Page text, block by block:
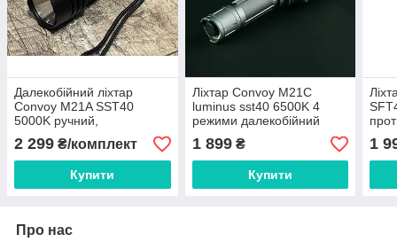
Далекобійний ліхтар
Convoy M21A SST40
5000K ручний,
протиударний, повний
комплект
2 299 ₴/комплект
Купити
Ліхтар Convoy M21С
luminus sst40 6500K 4
режими далекобійний
1 899₴
Купити
1
Про нас